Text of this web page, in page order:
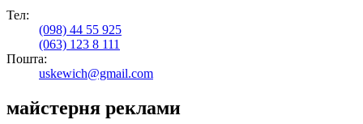
Тел:
(098) 44 55 925
(063) 123 8 111
Пошта:
uskewich@gmail.com
майстерня реклами